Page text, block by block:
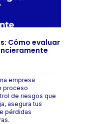
Cómo evaluar
empresa
proceso
de riesgos que
asegura tus
pérdidas